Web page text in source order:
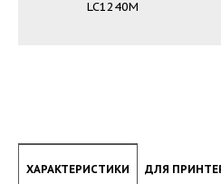
LC1240M
ХАРАКТЕРИСТИКИ ДЛЯ